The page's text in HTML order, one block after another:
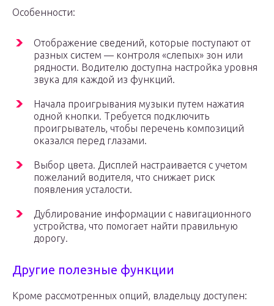
Особенности:
Отображение сведений, которые поступают от
разных систем — контроля «слепых» зон или
рядности. Водителю доступна настройка уровня
звука для каждой из функций.
Начала проигрывания музыки путем нажатия
одной кнопки. Требуется подключить
проигрыватель, чтобы перечень композиций
оказался перед глазами.
Выбор цвета. Дисплей настраивается с учетом
пожеланий водителя, что снижает риск
появления усталости.
Дублирование информации с навигационного
устройства, что помогает найти правильную
дорогу.
Другие полезные функции
Кроме рассмотренных опций, владельцу доступен: